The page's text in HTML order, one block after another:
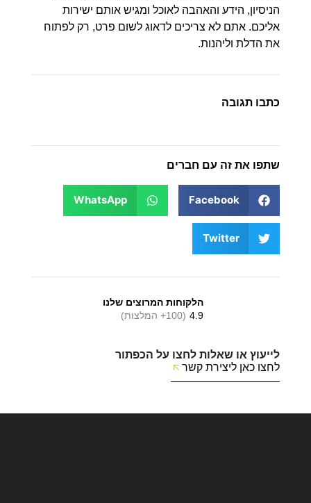
הניסיון, הידע והאהבה לאוכל ומגיש אותם ישירות
אליכם. אתם לא צריכים לדאוג לשום פרט, רק לפתוח
את הדלת וליהנות.
כתבו תגובה
שתפו את זה עם חברים
Facebook
WhatsApp
Twitter
הלקוחות המרוצים שלנו
4.9 (100+ המלצות)
לייעוץ או שאלות לחצו על הכפתור
לחצו כאן ליצירת קשר